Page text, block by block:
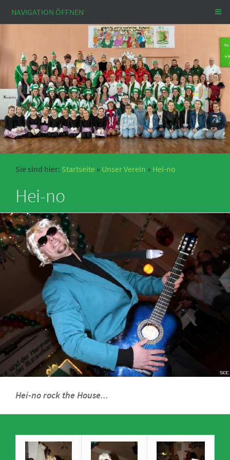
NAVIGATION ÖFFNEN
Sie sind hier: Startseite » Unser Verein » Hei-no
Hei-no
Hei-no rock the House...